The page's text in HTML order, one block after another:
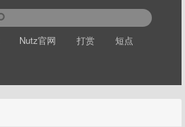
Nutz官网 打赏 短点